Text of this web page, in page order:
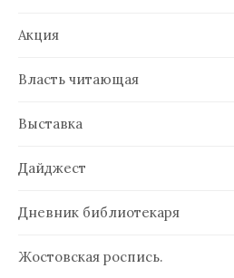
Акция
Власть читающая
Выставка
Дайджест
Дневник библиотекаря
Жостовская роспись.